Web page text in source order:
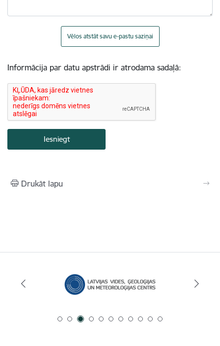
Vēlos atstāt savu e-pastu saziņai
Informācija par datu apstrādi ir atrodama sadaļā:
Drukāt lapu